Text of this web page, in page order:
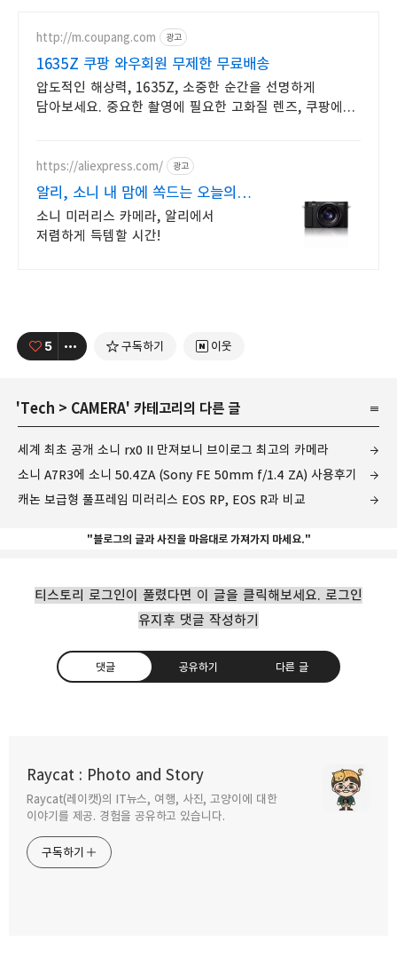
http://m.coupang.com 광고
1635Z 쿠팡 와우회원 무제한 무료배송
압도적인 해상력, 1635Z, 소중한 순간을 선명하게
담아보세요. 중요한 촬영에 필요한 고화질 렌즈, 쿠팡에서
https://aliexpress.com/ 광고
알리, 소니 내 맘에 쏙드는 오늘의
특가
소니 미러리스 카메라, 알리에서
저렴하게 득템할 시간!
5 구독하기 이웃
'Tech > CAMERA' 카테고리의 다른 글
세계 최초 공개 소니 rx0 II 만져보니 브이로그 최고의 카메라
소니 A7R3에 소니 50.4ZA (Sony FE 50mm f/1.4 ZA) 사용후기
캐논 보급형 풀프레임 미러리스 EOS RP, EOS R과 비교
"블로그의 글과 사진을 마음대로 가져가지 마세요."
티스토리 로그인이 풀렸다면 이 글을 클릭해보세요. 로그인
유지후 댓글 작성하기
댓글 공유하기 다른 글
Raycat : Photo and Story
Raycat(레이캣)의 IT뉴스, 여행, 사진, 고양이에 대한
이야기를 제공. 경험을 공유하고 있습니다.
구독하기
구독하기 카카오톡
사용후기
2019.04.11
세계 최초 공개 소니 rx0 II 만져보니 브이로그
최고의 카메라